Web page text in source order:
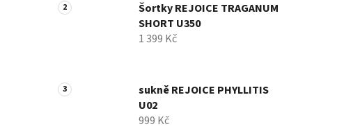
Šortky REJOICE TRAGANUM
SHORT U350
1 399 Kč
sukně REJOICE PHYLLITIS
U02
999 Kč